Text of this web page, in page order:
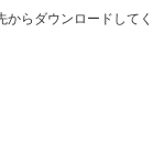
らダウンロードしてく